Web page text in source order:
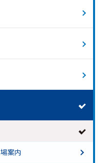
案内
次の月 >
木 金
土
6 7
8
れます
岡便のみ運行）